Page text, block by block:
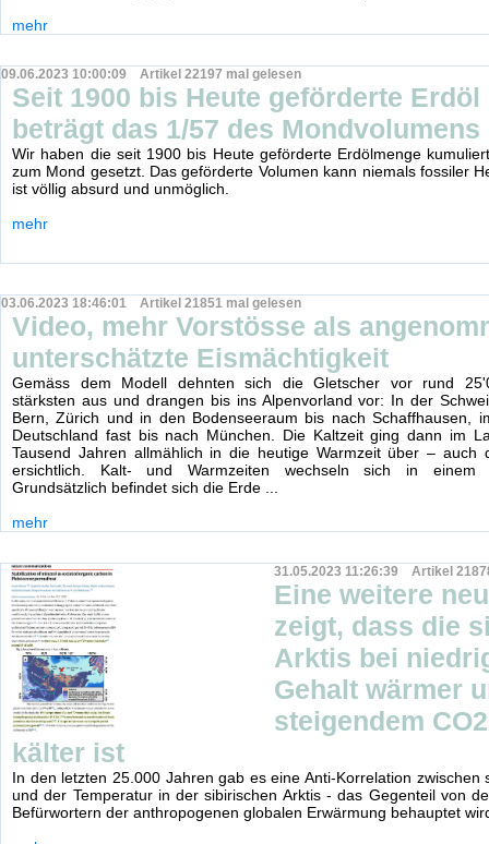
mehr
09.06.2023 10:00:09 Artikel 22197 mal gelesen
Seit 1900 bis Heute geförderte Erdöl
beträgt das 1/57 des Mondvolumens
Wir haben die seit 1900 bis Heute geförderte Erdölmenge
zum Mond gesetzt. Das geförderte Volumen kann niemals fossiler
ist völlig absurd und unmöglich.
mehr
03.06.2023 18:46:01 Artikel 21851 mal gelesen
Video, mehr Vorstösse als
unterschätzte Eismächtigkeit
Gemäss dem Modell dehnten sich die Gletscher vor rund
stärksten aus und drangen bis ins Alpenvorland vor: In der
Bern, Zürich und in den Bodenseeraum bis nach Schaffhausen,
Deutschland fast bis nach München. Die Kaltzeit ging dann im
Tausend Jahren allmählich in die heutige Warmzeit über – auch
ersichtlich. Kalt- und Warmzeiten wechseln sich in einem
Grundsätzlich befindet sich die Erde ...
mehr
31.05.2023 11:26:39 Artikel
Eine weitere
zeigt, dass die
Arktis bei
Gehalt wärmer
steigendem
kälter ist
In den letzten 25.000 Jahren gab es eine Anti-Korrelation zwischen
und der Temperatur in der sibirischen Arktis - das Gegenteil von
Befürwortern der anthropogenen globalen Erwärmung behauptet